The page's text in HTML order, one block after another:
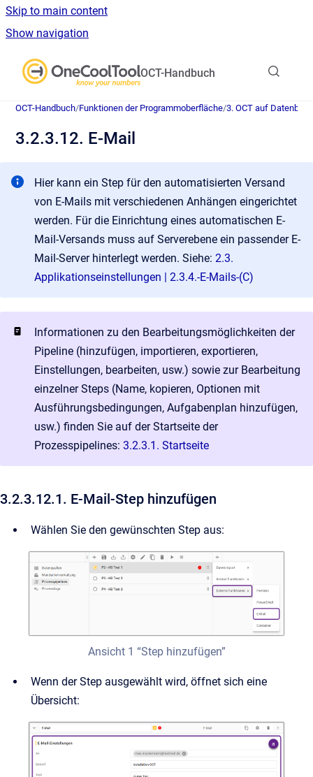
Skip to main content
Show navigation
OCT-Handbuch
OCT-Handbuch/Funktionen der Programmoberfläche/3. OCT auf
3.2.3.12. E-Mail
Hier kann ein Step für den automatisierten Versand
von E-Mails mit verschiedenen Anhängen eingerichtet
werden. Für die Einrichtung eines automatischen E-
Mail-Versands muss auf Serverebene ein passender E-
Mail-Server hinterlegt werden. Siehe: 2.3.
Applikationseinstellungen | 2.3.4.-E-Mails-(C)
Informationen zu den Bearbeitungsmöglichkeiten der
Pipeline (hinzufügen, importieren, exportieren,
Einstellungen, bearbeiten, usw.) sowie zur Bearbeitung
einzelner Steps (Name, kopieren, Optionen mit
Ausführungsbedingungen, Aufgabenplan hinzufügen,
usw.) finden Sie auf der Startseite der
Prozesspipelines: 3.2.3.1. Startseite
3.2.3.12.1. E-Mail-Step hinzufügen
Wählen Sie den gewünschten Step aus:
Ansicht 1 “Step hinzufügen”
Wenn der Step ausgewählt wird, öffnet sich eine
Übersicht: